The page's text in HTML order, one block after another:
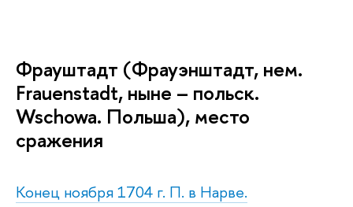
Фрауштадт (Фрауэнштадт, нем.
Frauenstadt, ныне – польск.
Wschowa. Польша), место
сражения
Конец ноября 1704 г. П. в Нарве.